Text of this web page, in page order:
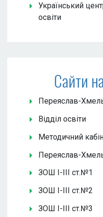
Український
освіти
Сайти
Переяслав-
Відділ освіти
Методичний
Переяслав-
ЗОШ І-ІІІ ст.№1
ЗОШ І-ІІІ ст.№2
ЗОШ І-ІІІ ст.№3